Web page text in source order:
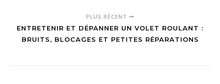
PLUS RÉCENT
ENTRETENIR ET DÉPANNER UN VOLET ROULANT :
BRUITS, BLOCAGES ET PETITES RÉPARATIONS